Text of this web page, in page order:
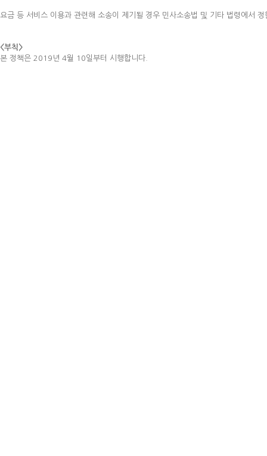
요금 등 서비스 이용과 관련해 소송이 제기될 경우 민사소송법 및 기타 법령에서
<부칙>
본 정책은 2019년 4월 10일부터 시행합니다.